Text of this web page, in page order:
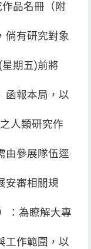
品名冊（附
倘有研究對象
期五)前將
函報本局，以
人類研究作
由參展隊伍逕
安審相關規
：為瞭解大專
工作範圍，以